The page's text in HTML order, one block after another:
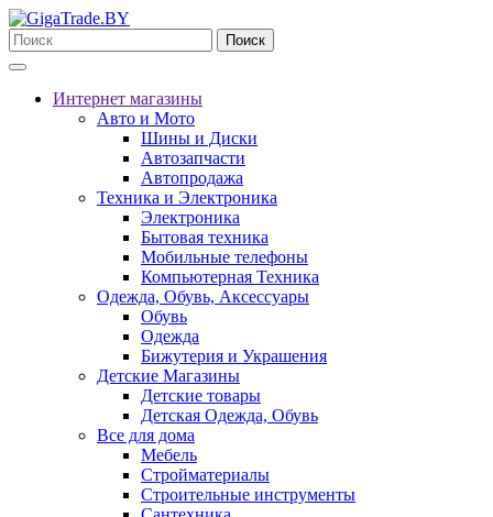
Поиск
Интернет магазины
Авто и Мото
Шины и Диски
Автозапчасти
Автопродажа
Техника и Электроника
Электроника
Бытовая техника
Мобильные телефоны
Компьютерная Техника
Одежда, Обувь, Аксессуары
Обувь
Одежда
Бижутерия и Украшения
Детские Магазины
Детские товары
Детская Одежда, Обувь
Все для дома
Мебель
Стройматериалы
Строительные инструменты